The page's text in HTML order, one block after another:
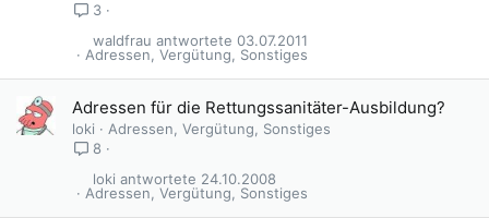
3
Adressen, Vergütung, Sonstiges
03.07.2011
waldfrau
Adressen für die Rettungssanitäter-Ausbildung?
loki
Adressen, Vergütung, Sonstiges
8
Adressen, Vergütung, Sonstiges
24.10.2008
loki